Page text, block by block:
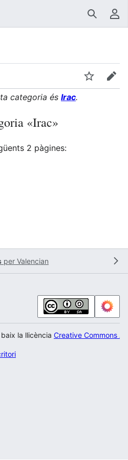
Buscar
Vigilar
categoria és Irac.
«Irac»
2 pàgines:
per Valencian
la llicència Creative Commons